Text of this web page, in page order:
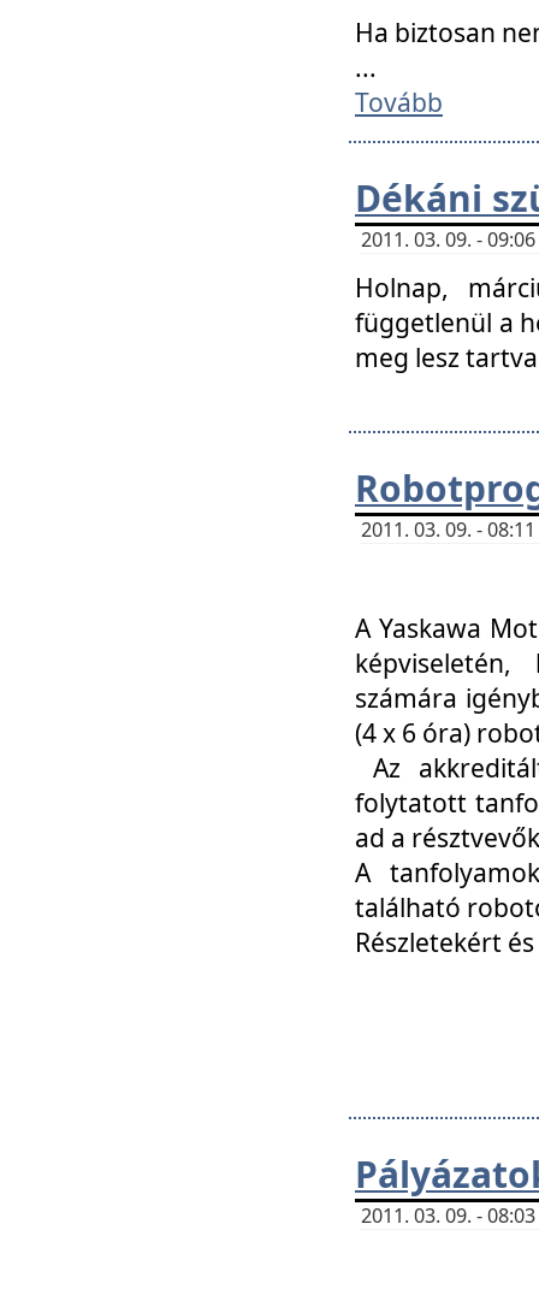
Ha biztosan
...
Tovább
Dékáni
2011. 03. 09. -
Holnap,
függetlenül a
meg lesz
2011. 03. 09. -
A Yaskawa
számára
(4 x 6 óra)
Az
folytatott
ad a
A
található
Részletekért
2011. 03. 09. -